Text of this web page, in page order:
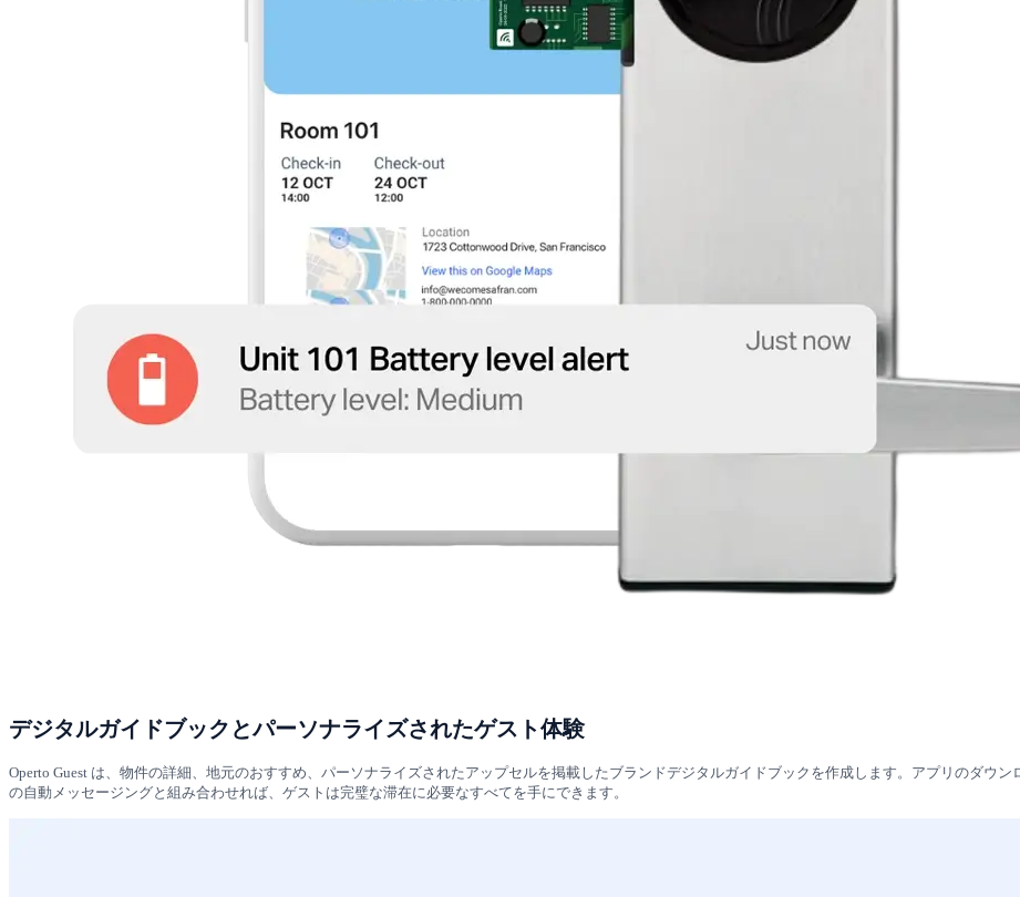
デジタルガイドブックとパーソナライズされたゲスト体験
Operto Guest は、物件の詳細、地元のおすすめ、パーソナライズされたアップセルを掲載したブランドデジタルガイドブックを作成します。アプリのダウ
の自動メッセージングと組み合わせれば、ゲストは完璧な滞在に必要なすべてを手にできます。